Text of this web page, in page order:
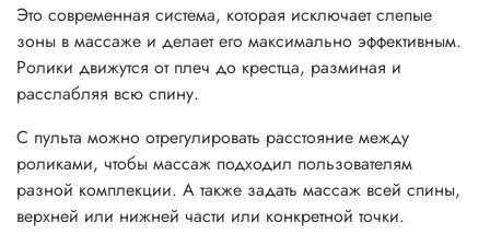
Это современная система, которая исключает слепые
зоны в массаже и делает его максимально эффективным.
Ролики движутся от плеч до крестца, разминая и
расслабляя всю спину.
С пульта можно отрегулировать расстояние между
роликами, чтобы массаж подходил пользователям
разной комплекции. А также задать массаж всей спины,
верхней или нижней части или конкретной точки.